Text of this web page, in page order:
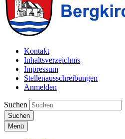
Kontakt
Inhaltsverzeichnis
Impressum
Stellenausschreibungen
Anmelden
Suchen
Suchen
Menü